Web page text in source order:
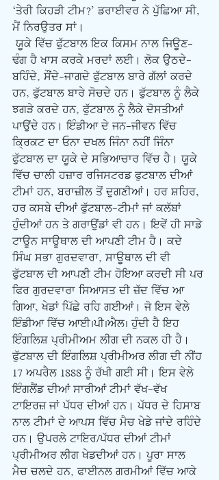
‘ਤੇਰੀ ਕਿਹੜੀ ਟੀਮ?’ ਡਰਾਈਵਰ ਨੇ ਪੁੱਛਿਆ ਸੀ,
ਮੈਂ ਨਿਰਉਤਰ ਸਾਂ।
ਢੰਗ ਹੈ ਖਾਸ ਕਰਕੇ ਮਰਦਾਂ ਲਈ। ਲੋਕ ਉਠਦੇ-
ਬਹਿੰਦੇ, ਸੌਂਦੇ-ਜਾਗਦੇ ਫੁੱਟਬਾਲ ਬਾਰੇ ਗੱਲਾਂ ਕਰਦੇ
ਹਨ, ਫੁੱਟਬਾਲ ਬਾਰੇ ਸੋਚਦੇ ਹਨ। ਫੁੱਟਬਾਲ ਨੂੰ ਲੈਕੇ
ਝਗੜੇ ਕਰਦੇ ਹਨ, ਫੁੱਟਬਾਲ ਨੂੰ ਲੈਕੇ ਦੋਸਤੀਆਂ
ਪਾਉਂਦੇ ਹਨ। ਇੰਡੀਆ ਦੇ ਜਨ-ਜੀਵਨ ਵਿੱਚ
ਕ੍ਰਿਕਟ ਦਾ ਓਨਾ ਦਖਲ ਜਿੰਨਾ ਨਹੀਂ ਜਿੰਨਾ
ਫੁੱਟਬਾਲ ਦਾ ਯੂਕੇ ਦੇ ਸਭਿਆਚਾਰ ਵਿੱਚ ਹੈ। ਯੂਕੇ
ਵਿੱਚ ਚਾਲੀ ਹਜ਼ਾਰ ਰਜਿਸਟਰਡ ਫੁਟਬਾਲ ਦੀਆਂ
ਟੀਮਾਂ ਹਨ, ਬਰਾਜ਼ੀਲ ਤੋਂ ਦੁਗਣੀਆਂ। ਹਰ ਸ਼ਹਿਰ,
ਹਰ ਕਸਬੇ ਦੀਆਂ ਫੁੱਟਬਾਲ-ਟੀਮਾਂ ਜਾਂ ਕਲੱਬਾਂ
ਹੁੰਦੀਆਂ ਹਨ ਤੇ ਗਰਾਉਂਡਾਂ ਵੀ ਹਨ। ਇਵੇਂ ਹੀ ਸਾਡੇ
ਟਾਊਨ ਸਾਊਥਾਲ ਦੀ ਆਪਣੀ ਟੀਮ ਹੈ। ਕਦੇ
ਸਿੰਘ ਸਭਾ ਗੁਰਦਵਾਰਾ, ਸਾਊਥਾਲ ਦੀ ਵੀ
ਫੁੱਟਬਾਲ ਦੀ ਆਪਣੀ ਟੀਮ ਹੋਇਆ ਕਰਦੀ ਸੀ ਪਰ
ਫਿਰ ਗੁਰਦਵਾਰਾ ਸਿਆਸਤ ਦੀ ਜ਼ੱਦ ਵਿੱਚ ਆ
ਗਿਆ, ਖੇਡਾਂ ਪਿੱਛੇ ਰਹਿ ਗਈਆਂ। ਜੋ ਇਸ ਵੇਲੇ
ਇੰਡੀਆ ਵਿੱਚ ਆਈ.ਪੀ.ਐਲ. ਹੁੰਦੀ ਹੈ ਇਹ
ਇੰਗਲਿਸ਼ ਪ੍ਰੀਮੀਅਮ ਲੀਗ ਦੀ ਨਕਲ ਹੀ ਹੈ।
ਫੁੱਟਬਾਲ ਦੀ ਇੰਗਲਿਸ਼ ਪ੍ਰੀਮੀਅਰ ਲੀਗ ਦੀ ਨੀਂਹ
17 ਅਪਰੈਲ 1888 ਨੂੰ ਰੱਖੀ ਗਈ ਸੀ। ਇਸ ਵੇਲੇ
ਇੰਗਲੈਂਡ ਦੀਆਂ ਸਾਰੀਆਂ ਟੀਮਾਂ ਵੱਖ-ਵੱਖ
ਟਾਇਰਜ਼ ਜਾਂ ਪੱਧਰ ਦੀਆਂ ਹਨ। ਪੱਧਰ ਦੇ ਹਿਸਾਬ
ਨਾਲ ਟੀਮਾਂ ਦੇ ਆਪਸ ਵਿੱਚ ਮੈਚ ਖੇਡੇ ਜਾਂਦੇ ਰਹਿੰਦੇ
ਹਨ। ਉਪਰਲੇ ਟਾਇਰ/ਪੱਧਰ ਦੀਆਂ ਟੀਮਾਂ
ਪ੍ਰੀਮੀਅਰ ਲੀਗ ਖੇਡਦੀਆਂ ਹਨ। ਪੂਰਾ ਸਾਲ
ਮੈਚ ਚਲਦੇ ਹਨ, ਫਾਈਨਲ ਗਰਮੀਆਂ ਵਿੱਚ ਆਕੇ